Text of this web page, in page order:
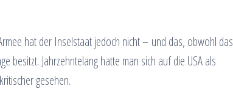
hat der Inselstaat jedoch nicht – und das, obwohl das
besitzt. Jahrzehntelang hatte man sich auf die USA als
gesehen.